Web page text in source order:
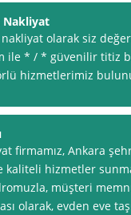
Nakliyat
nakliyat olarak siz
ile * / * güvenilir titiz
hizmetlerimiz
firmamız, Ankara
kaliteli hizmetler
müşteri
olarak, evden eve